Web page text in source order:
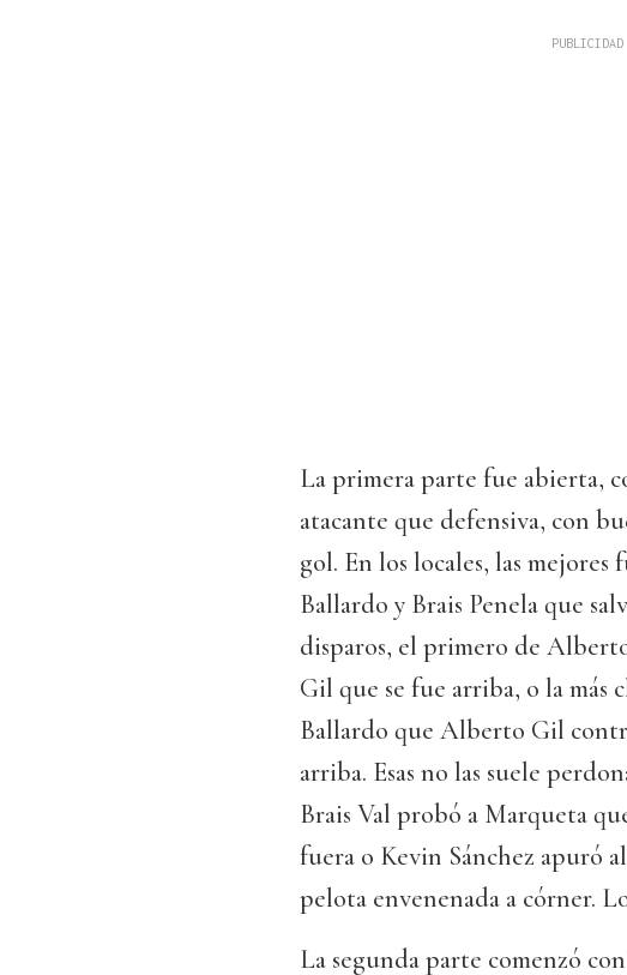
La primera parte fue abierta,
atacante que defensiva, con
gol. En los locales, las
Ballardo y Brais Penela que
disparos, el primero de
Gil que se fue arriba, o la más
Ballardo que Alberto Gil
arriba. Esas no las suele
Brais Val probó a Marqueta
fuera o Kevin Sánchez apuró
pelota envenenada a córner.
La segunda parte comenzó